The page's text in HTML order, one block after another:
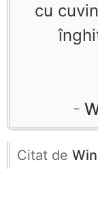
cu
Citat de